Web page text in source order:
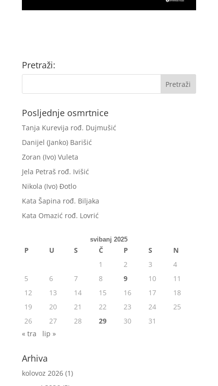
Pretraži:
Posljednje osmrtnice
Tanja Kurevija rođ. Dujmušić
Danijel (Janko) Barišić
Zoran (Ivo) Vuleta
Jela Petraš rođ. Ivišić
Nikola (Ivo) Đotlo
Kata Šapina rođ. Biljaka
Kata Omazić rođ. Lovrić
svibanj 2025
P U S Č P S
N
1
2 3
4
5
6 7 8 9 10
11
12
13 14 15 16 17
18
19
20 21 22 23 24
25
26
27 28 29 30
31
« tra
lip »
Arhiva
kolovoz 2026(1)